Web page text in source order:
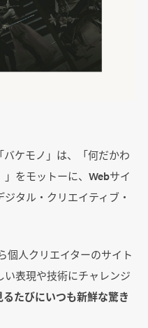
ケモノ」は、「何だかわ
をモットーに、Webサイ
タル・クリエイティブ・
個人クリエイターのサイト
表現や技術にチャレンジ
たびにいつも新鮮な驚き